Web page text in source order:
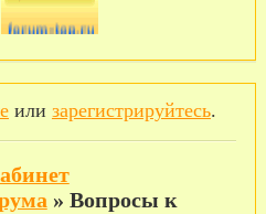
или зарегистрируйтесь.
» Вопросы к